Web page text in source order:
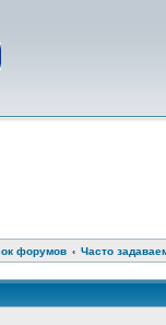
форумов Часто